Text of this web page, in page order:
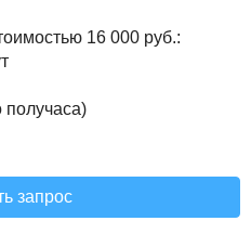
16 000 руб.:
получаса)
запрос